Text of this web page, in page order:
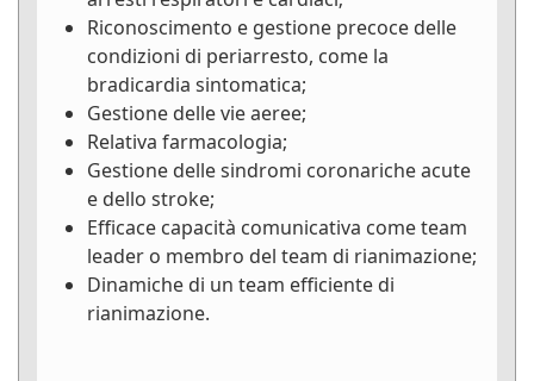
Riconoscimento e gestione precoce delle
condizioni di periarresto, come la
bradicardia sintomatica;
Gestione delle vie aeree;
Relativa farmacologia;
Gestione delle sindromi coronariche acute
e dello stroke;
Efficace capacità comunicativa come team
leader o membro del team di rianimazione;
Dinamiche di un team efficiente di
rianimazione.